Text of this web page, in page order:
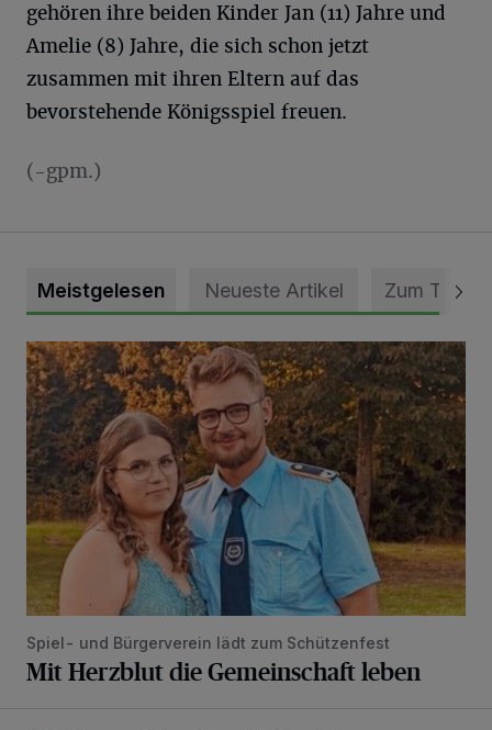
gehören ihre beiden Kinder Jan (11) Jahre und
Amelie (8) Jahre, die sich schon jetzt
zusammen mit ihren Eltern auf das
bevorstehende Königsspiel freuen.
(-gpm.)
Meistgelesen Neueste Artikel Zum Thema
Mit Herzblut die Gemeinschaft leben
Spiel- und Bürgerverein lädt zum Schützenfest
Mit Herzblut die Gemeinschaft leben